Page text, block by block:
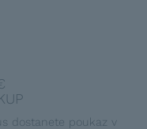
dostanete poukaz v